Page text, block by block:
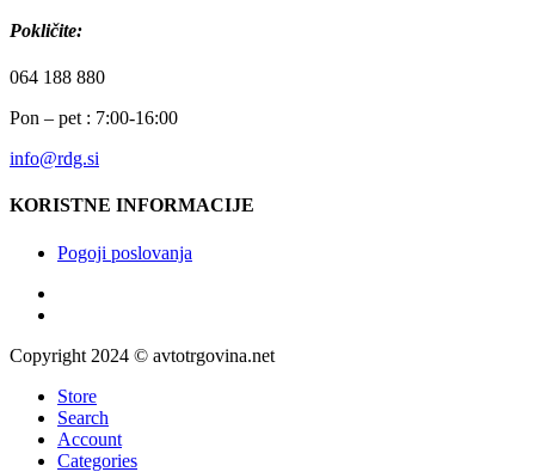
Pokličite:
064 188 880
Pon – pet : 7:00-16:00
info@rdg.si
KORISTNE INFORMACIJE
Pogoji poslovanja
Copyright 2024 © avtotrgovina.net
Store
Search
Account
Categories